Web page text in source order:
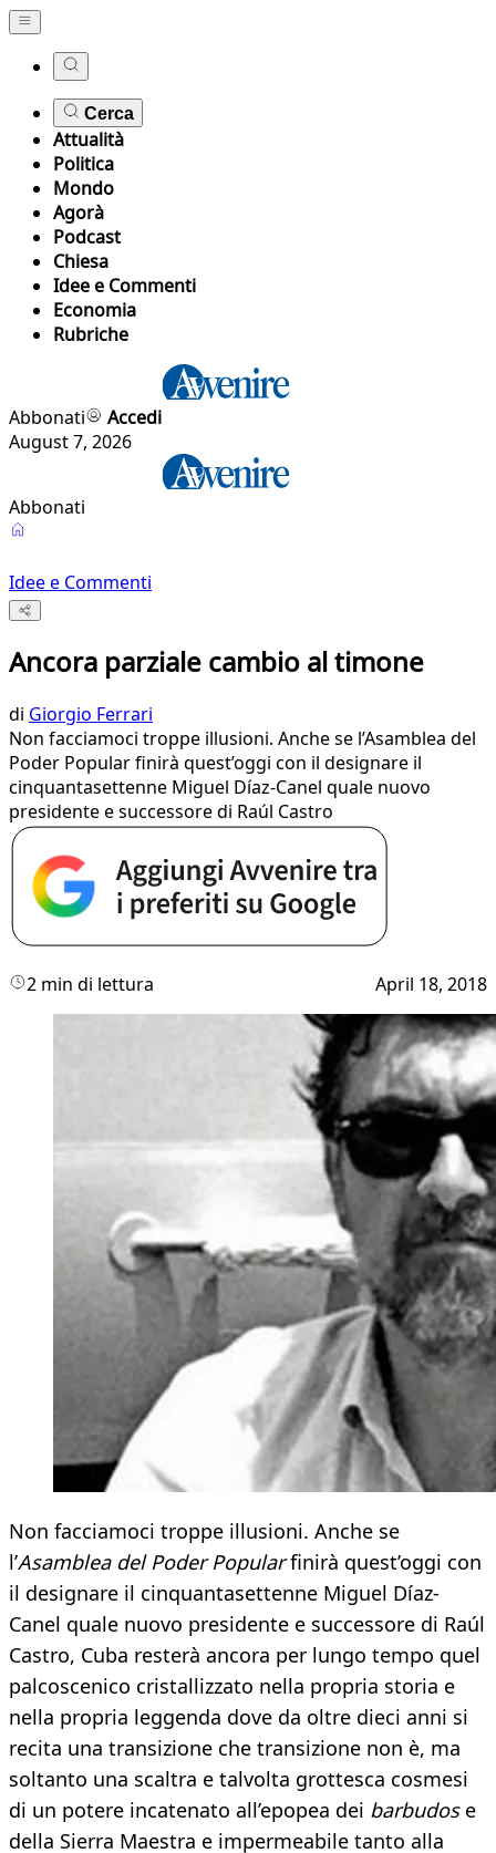
Cerca
Attualità
Politica
Mondo
Agorà
Podcast
Chiesa
Idee e Commenti
Economia
Rubriche
Abbonati
Accedi
August 7, 2026
Abbonati
Idee e Commenti
Ancora parziale cambio al timone
di Giorgio Ferrari
Non facciamoci troppe illusioni. Anche se l’Asamblea del
Poder Popular finirà quest’oggi con il designare il
cinquantasettenne Miguel Díaz-Canel quale nuovo
presidente e successore di Raúl Castro
2 min di lettura April 18, 2018
Non facciamoci troppe illusioni. Anche se
l’Asamblea del Poder Popularfinirà quest’oggi con
il designare il cinquantasettenne Miguel Díaz-
Canel quale nuovo presidente e successore di Raúl
Castro, Cuba resterà ancora per lungo tempo quel
palcoscenico cristallizzato nella propria storia e
nella propria leggenda dove da oltre dieci anni si
recita una transizione che transizione non è, ma
soltanto una scaltra e talvolta grottesca cosmesi
di un potere incatenato all’epopea dei barbudose
della Sierra Maestra e impermeabile tanto alla